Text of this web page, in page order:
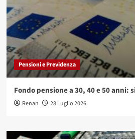
Pensioni e Previdenza
Fondo pensione a 30, 40 e 50 anni:
Renan 28 Luglio 2026